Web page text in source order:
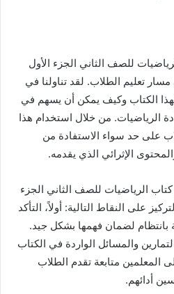
للصف الثاني الجزء الأول
تعليم الطلاب. لقد تناولنا في
لهذا الكتاب وكيف يمكن أن يسهم في
الرياضيات. من خلال استخدام هذا
على حد سواء الاستفادة من
الإثرائي الذي يقدمه.
الرياضيات للصف الثاني الجزء
على النقاط التالية: أولاً، التأكد
بانتظام لضمان فهمها بشكل جيد.
والمسائل الواردة في الكتاب
المعلمين متابعة تقدم الطلاب
أدائهم.